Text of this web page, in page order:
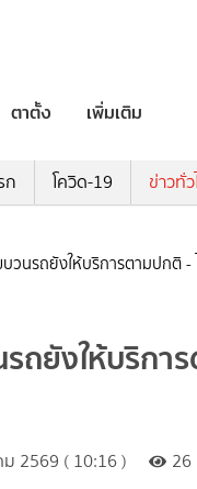
ตาตั้ง เพิ่มเติม
ก โควิด-19 ข่าวทั่
วนรถยังให้บริการตามปกติ -
ถยังให้บริกา
2569 ( 10:16 ) 26